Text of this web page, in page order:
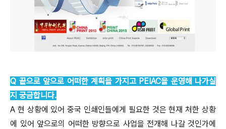
Q 끝으로 앞으로 어떠한 계획을 가지고 PEIAC을 운영해 나가실
지 궁금합니다.
A 현 상황에 있어 중국 인쇄인들에게 필요한 것은 현재 처한 상황
에 있어 앞으로의 어떠한 방향으로 사업을 전개해 나갈 것인가에